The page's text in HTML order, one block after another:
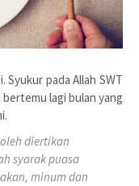
Syukur pada Allah SWT
lagi bulan yang
diertikan
syarak puasa
minum dan